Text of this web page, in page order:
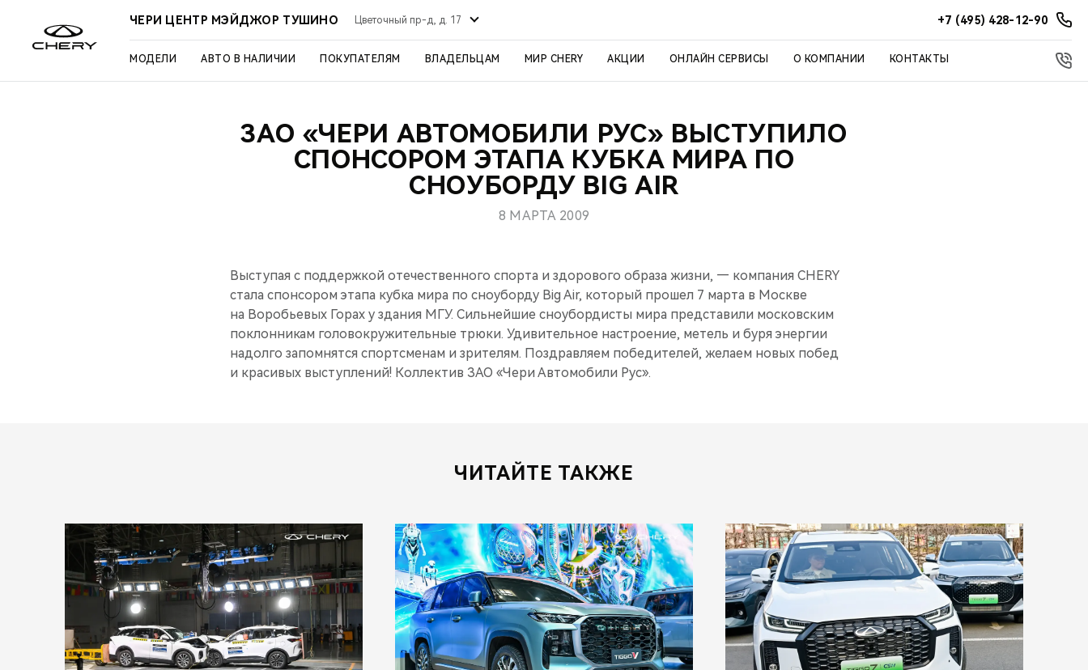
ЧЕРИ ЦЕНТР МЭЙДЖОР ТУШИНО Цветочный пр-д, д. 17 +7 (495) 428-12-90
МОДЕЛИ АВТО В НАЛИЧИИ ПОКУПАТЕЛЯМ ВЛАДЕЛЬЦАМ МИР CHERY АКЦИИ ОНЛАЙН СЕРВИСЫ О КОМПАНИИ КОНТАКТЫ
ЗАО «ЧЕРИ АВТОМОБИЛИ РУС» ВЫСТУПИЛО
СПОНСОРОМ ЭТАПА КУБКА МИРА ПО
СНОУБОРДУ BIG AIR
8 МАРТА 2009
Выступая с поддержкой отечественного спорта и здорового образа жизни, — компания CHERY
стала спонсором этапа кубка мира по сноуборду Big Air, который прошел 7 марта в Москве
на Воробьевых Горах у здания МГУ. Сильнейшие сноубордисты мира представили московским
поклонникам головокружительные трюки. Удивительное настроение, метель и буря энергии
надолго запомнятся спортсменам и зрителям. Поздравляем победителей, желаем новых побед
и красивых выступлений! Коллектив ЗАО «Чери Автомобили Рус».
ЧИТАЙТЕ ТАКЖЕ